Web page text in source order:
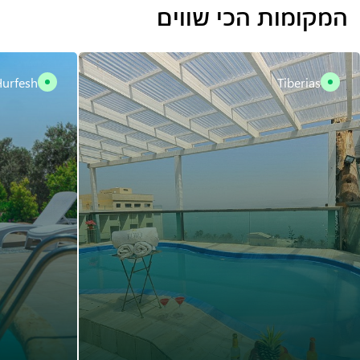
המקומות הכי שווים
Tiberias